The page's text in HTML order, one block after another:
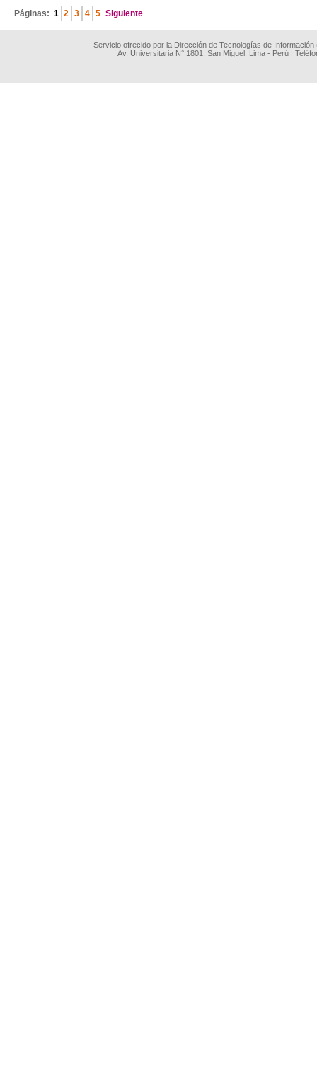
Páginas: 1 2 3 4 5 Siguiente
Servicio ofrecido por la Dirección de Tecnologías de
Av. Universitaria N° 1801, San Miguel, Lima - Perú |